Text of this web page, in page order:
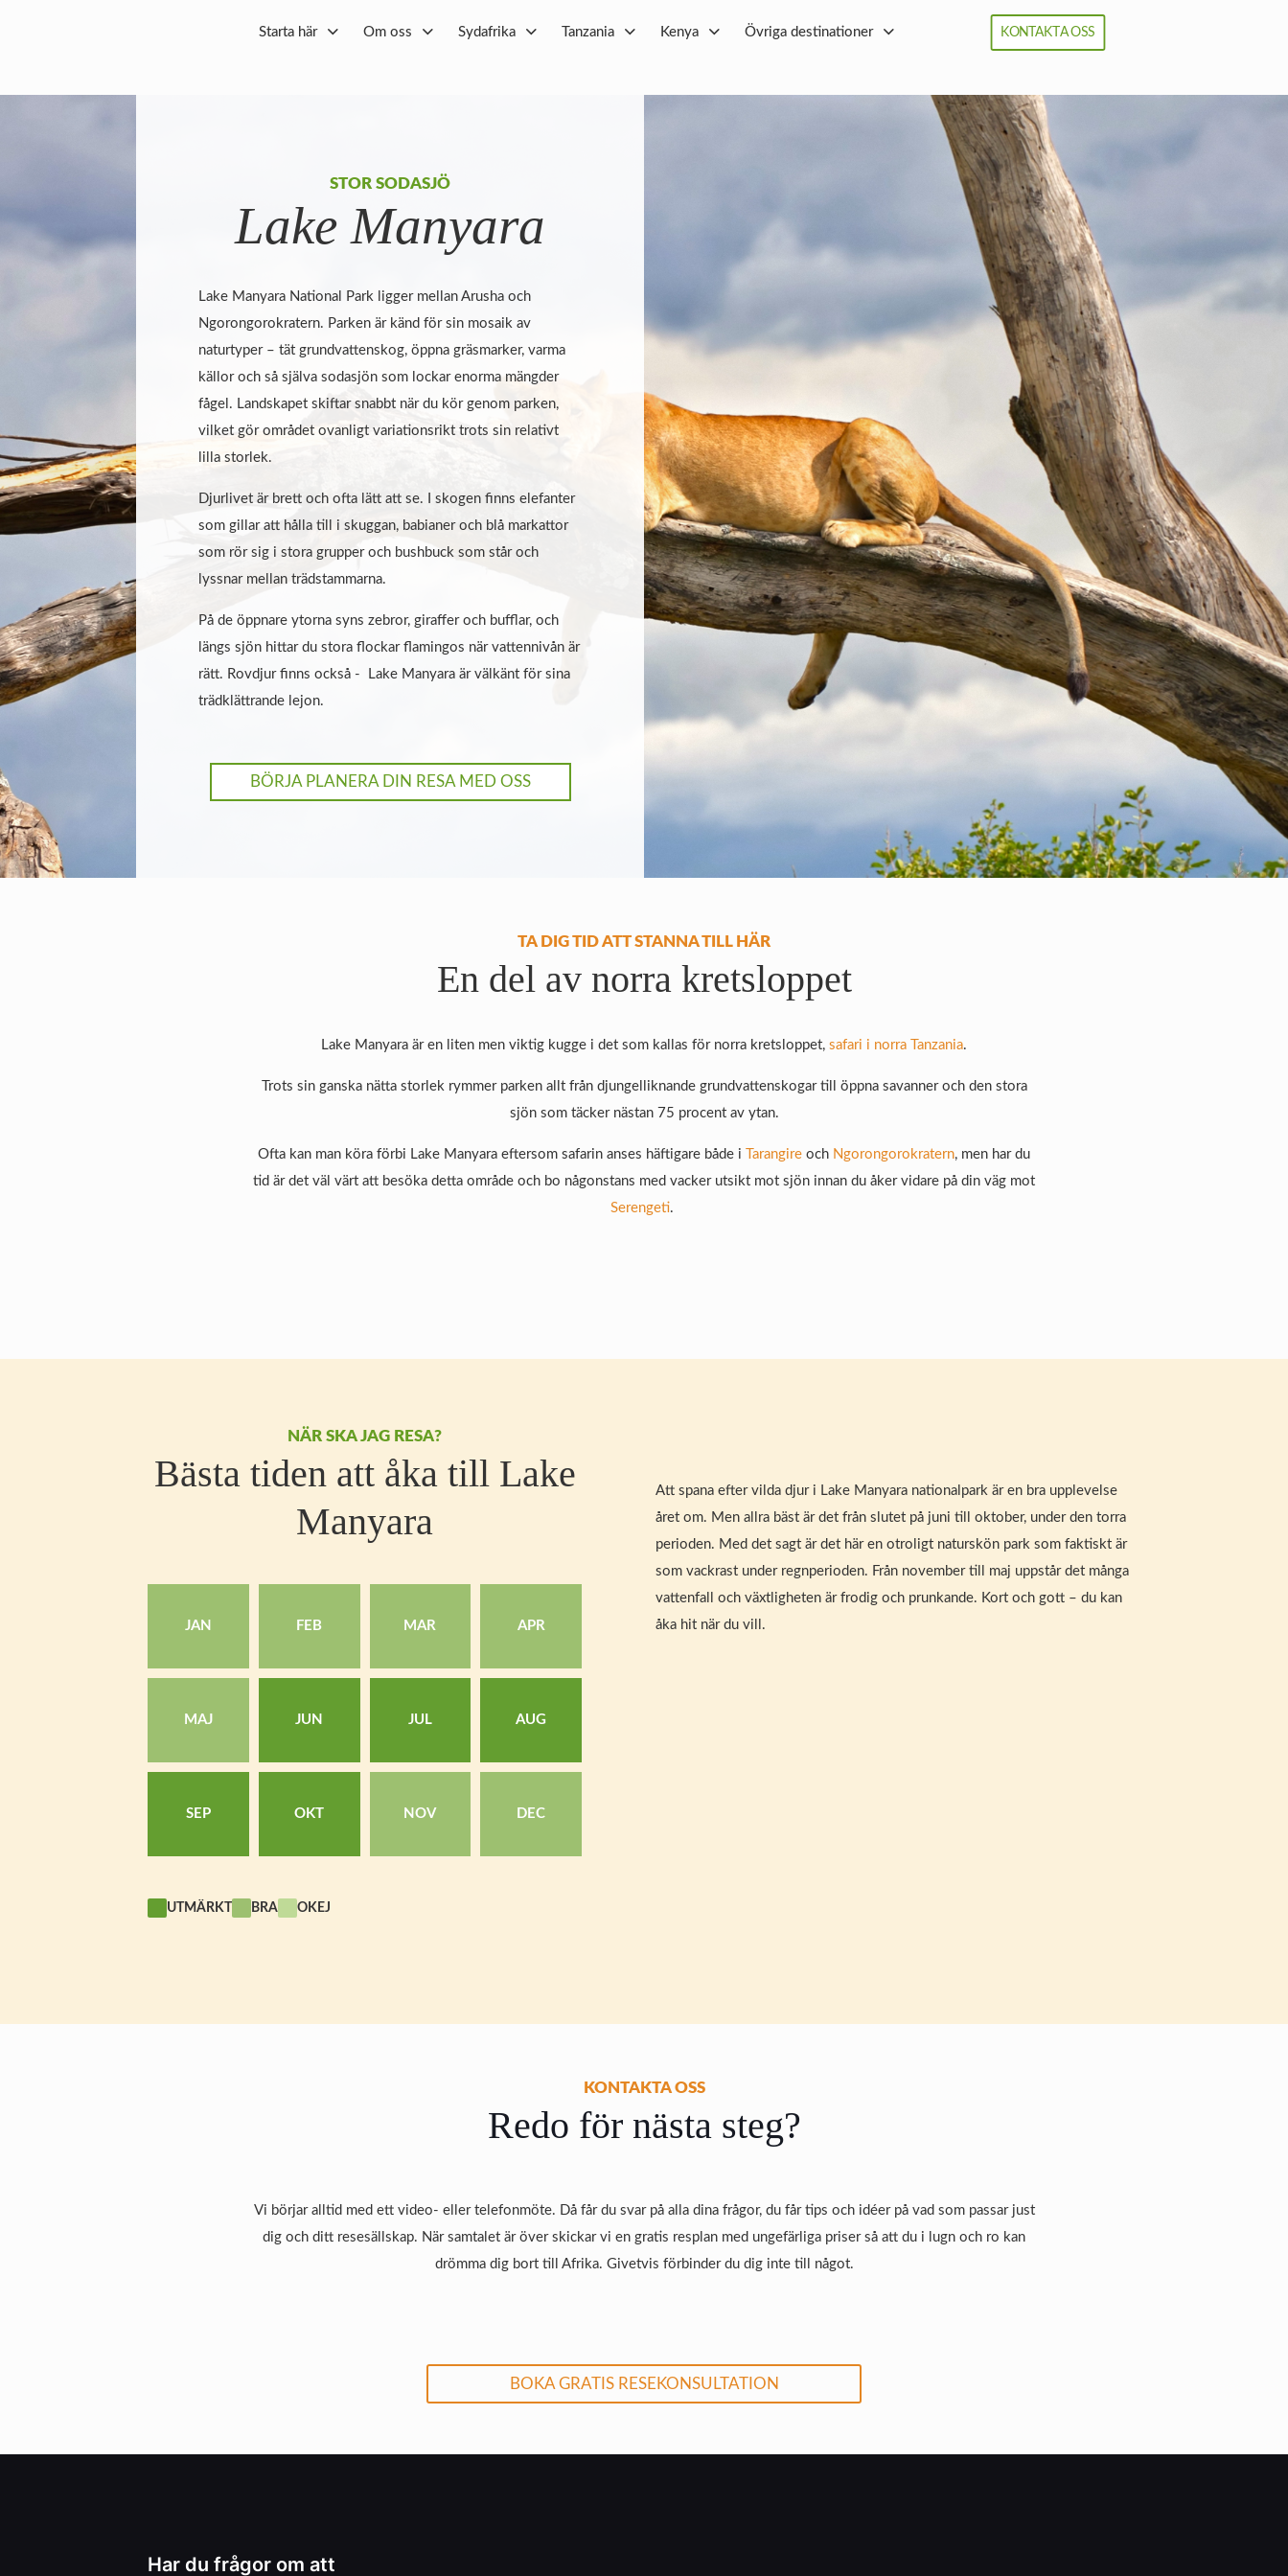
Starta här Om oss Sydafrika Tanzania Kenya Övriga destinationer KONTAKTA OSS
STOR SODASJÖ
Lake Manyara
Lake Manyara National Park ligger mellan Arusha och
Ngorongorokratern. Parken är känd för sin mosaik av
naturtyper – tät grundvatten­skog, öppna gräsmarker, varma
källor och så själva sodasjön som lockar enorma mängder
fågel. Landskapet skiftar snabbt när du kör genom parken,
vilket gör området ovanligt variationsrikt trots sin relativt
lilla storlek.
Djurlivet är brett och ofta lätt att se. I skogen finns elefanter
som gillar att hålla till i skuggan, babianer och blå markattor
som rör sig i stora grupper och bushbuck som står och
lyssnar mellan trädstammarna.
På de öppnare ytorna syns zebror, giraffer och bufflar, och
längs sjön hittar du stora flockar flamingos när vattennivån är
rätt. Rovdjur finns också - Lake Manyara är välkänt för sina
trädklättrande lejon.
BÖRJA PLANERA DIN RESA MED OSS
TA DIG TID ATT STANNA TILL HÄR
En del av norra kretsloppet
Lake Manyara är en liten men viktig kugge i det som kallas för norra kretsloppet, safari i norra Tanzania.
Trots sin ganska nätta storlek rymmer parken allt från djungelliknande grundvattenskogar till öppna savanner och den stora
sjön som täcker nästan 75 procent av ytan.
Ofta kan man köra förbi Lake Manyara eftersom safarin anses häftigare både i Tarangire och Ngorongorokratern, men har du
tid är det väl värt att besöka detta område och bo någonstans med vacker utsikt mot sjön innan du åker vidare på din väg mot
Serengeti.
NÄR SKA JAG RESA?
Bästa tiden att åka till Lake
Manyara
JAN FEB MAR APR
MAJ JUN JUL AUG
SEP OKT NOV DEC
UTMÄRKT BRA OKEJ
Att spana efter vilda djur i Lake Manyara nationalpark är en bra upplevelse
året om. Men allra bäst är det från slutet på juni till oktober, under den torra
perioden. Med det sagt är det här en otroligt naturskön park som faktiskt är
som vackrast under regnperioden. Från november till maj uppstår det många
vattenfall och växtligheten är frodig och prunkande. Kort och gott – du kan
åka hit när du vill.
KONTAKTA OSS
Redo för nästa steg?
Vi börjar alltid med ett video- eller telefonmöte. Då får du svar på alla dina frågor, du får tips och idéer på vad som passar just
dig och ditt resesällskap. När samtalet är över skickar vi en gratis resplan med ungefärliga priser så att du i lugn och ro kan
drömma dig bort till Afrika. Givetvis förbinder du dig inte till något.
BOKA GRATIS RESEKONSULTATION
Har du frågor om att